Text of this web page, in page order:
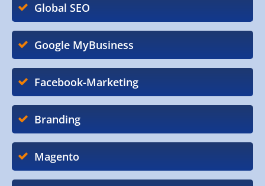
Global SEO
Google MyBusiness
Facebook-Marketing
Branding
Magento